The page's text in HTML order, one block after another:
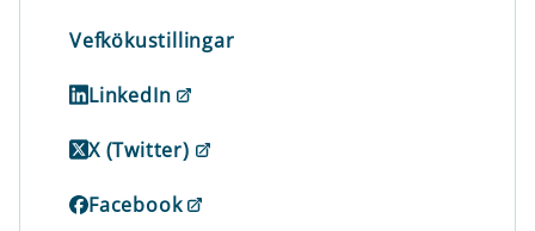
Vefkökustillingar
LinkedIn
X (Twitter)
Facebook